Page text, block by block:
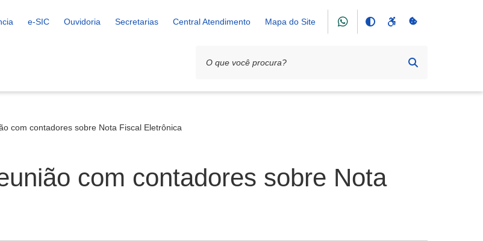
e-SIC Ouvidoria Secretarias Central Atendimento Mapa do Site
com contadores sobre Nota Fiscal Eletrônica
com contadores sobre Nota